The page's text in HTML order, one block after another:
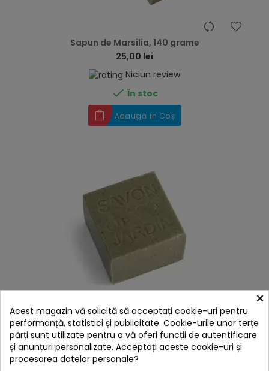
Sapun de Marsilia, 140 grame
25,00 lei
Niciun review
 În stoc
Adaugă în Coș
Sapun pentru gradina cu uleiuri esentiale de menta
si verbina, cub 250 grame
40,00 lei
Niciun review
×
Acest magazin vă solicită să acceptați cookie-uri pentru
performanță, statistici și publicitate. Cookie-urile unor terțe
părți sunt utilizate pentru a vă oferi funcții de autentificare
și anunțuri personalizate. Acceptați aceste cookie-uri și
procesarea datelor personale?